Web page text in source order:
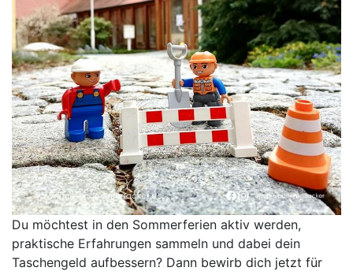
Du möchtest in den Sommerferien aktiv werden,
praktische Erfahrungen sammeln und dabei dein
Taschengeld aufbessern? Dann bewirb dich jetzt für